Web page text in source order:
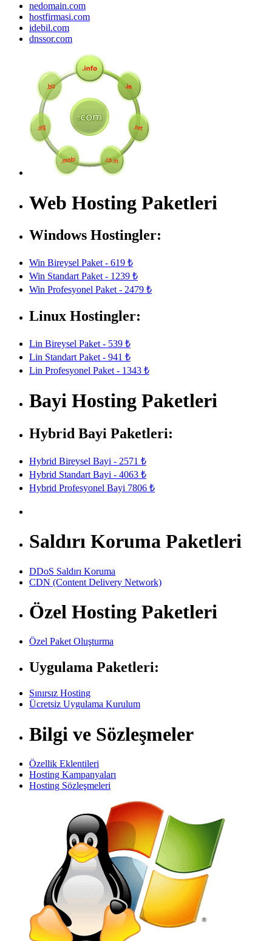
nedomain.com
hostfirmasi.com
idebil.com
dnssor.com
Web Hosting Paketleri
Windows Hostingler:
Win Bireysel Paket - 619 ₺
Win Standart Paket - 1239 ₺
Win Profesyonel Paket - 2479 ₺
Linux Hostingler:
Lin Bireysel Paket - 539 ₺
Lin Standart Paket - 941 ₺
Lin Profesyonel Paket - 1343 ₺
Bayi Hosting Paketleri
Hybrid Bayi Paketleri:
Hybrid Bireysel Bayi - 2571 ₺
Hybrid Standart Bayi - 4063 ₺
Hybrid Profesyonel Bayi 7806 ₺
Saldırı Koruma Paketleri
DDoS Saldırı Koruma
CDN (Content Delivery Network)
Özel Hosting Paketleri
Özel Paket Oluşturma
Uygulama Paketleri:
Sınırsız Hosting
Ücretsiz Uygulama Kurulum
Bilgi ve Sözleşmeler
Özellik Eklentileri
Hosting Kampanyaları
Hosting Sözleşmeleri